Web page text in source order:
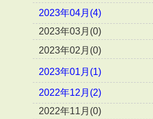
2023年04月(4)
2023年03月(0)
2023年02月(0)
2023年01月(1)
2022年12月(2)
2022年11月(0)